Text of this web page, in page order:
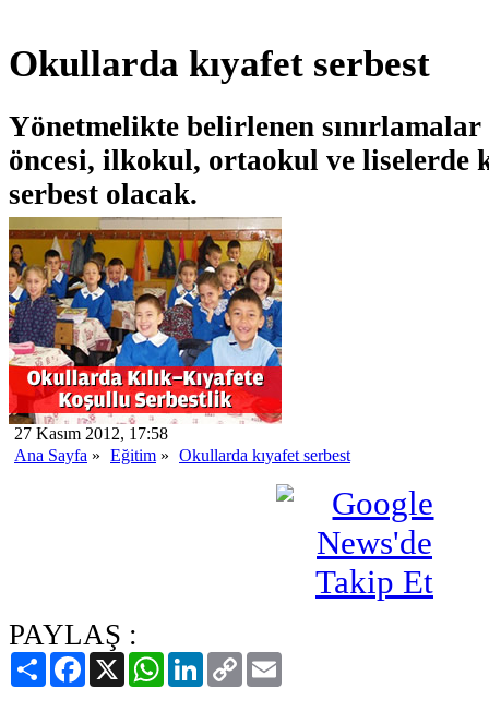
Okullarda kıyafet serbest
Yönetmelikte belirlenen sınırlamalar
öncesi, ilkokul, ortaokul ve liselerde
serbest olacak.
27 Kasım 2012, 17:58
Ana Sayfa » Eğitim » Okullarda kıyafet serbest
PAYLAŞ :
PaylaşFacebook
X WhatsAppLinkedIn
Copy
Link